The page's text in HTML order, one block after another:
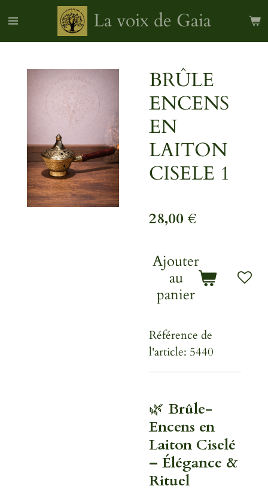
La voix de Gaia
BRÛLE
ENCENS
EN
LAITON
CISELE 1
28,00 €
Ajouter
au
panier
Référence de
l'article: 5440
🌿 Brûle-
Encens en
Laiton Ciselé
– Élégance &
Rituel